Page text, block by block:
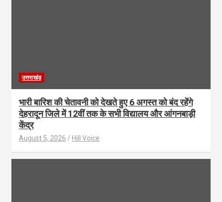
उत्तराखंड
भारी बारिश की चेतावनी को देखते हुए 6 अगस्त को बंद रहेंगे
देहरादून जिले में 12वीं तक के सभी विद्यालय और आंगनबाड़ी
केंद्र
August 5, 2026 Hill Voice